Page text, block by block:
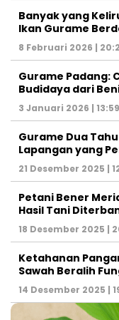
Banyak yang
Ikan Gurame
8 Februari 2026 |
Gurame Padang:
Budidaya dari
3 Januari 2026 |
Gurame Dua
Lapangan yang
21 Desember 2025 |
Petani Bener
Hasil Tani
18 Desember 2025 |
Ketahanan
Sawah Beralih
14 Desember 2025 |